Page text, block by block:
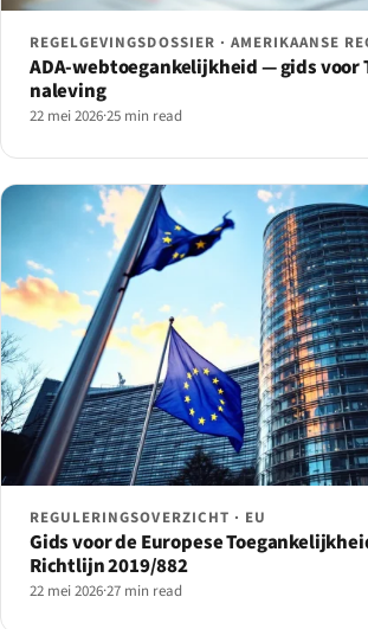
REGELGEVINGSDOSSIER · AMERIKAANSE
ADA-webtoegankelijkheid — gids voor
naleving
22 mei 2026·25 min read
REGULERINGSOVERZICHT · EU
Gids voor de Europese
Richtlijn 2019/882
22 mei 2026·27 min read